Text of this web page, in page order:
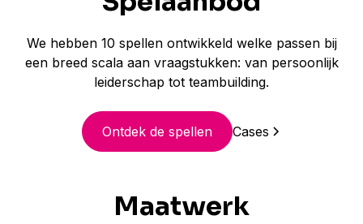
We hebben 10 spellen ontwikkeld welke passen bij
een breed scala aan vraagstukken: van persoonlijk
leiderschap tot teambuilding.
Ontdek de spellen Cases
Maatwerk